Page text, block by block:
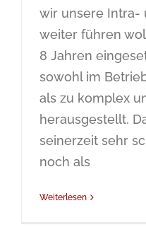
wir unsere Intra-
weiter führen
8 Jahren
sowohl im
als zu komplex
herausgestellt.
seinerzeit sehr
noch als
Weiterlesen